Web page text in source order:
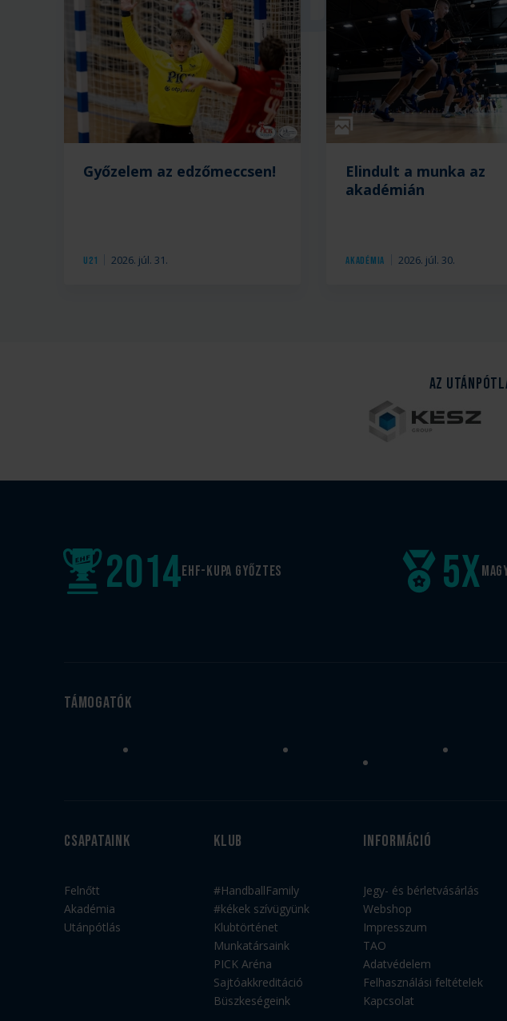
U21 2026. júl. 31.
Győzelem az edzőmeccsen!
Galéria
Akadémia 2026. júl. 30.
Elindult a munka az
akadémián
Az
EHF-Kupa győztes
2014 5x
Támogatók
Csapataink
Felnőtt
Akadémia
Utánpótlás
Klub
#HandballFamily
#kékek szívügyünk
Klubtörténet
Munkatársaink
PICK Aréna
Sajtóakkreditáció
Büszkeségeink
Információ
Jegy- és bérletvásárlás
Webshop
Impresszum
TAO
Adatvédelem
Felhasználási feltételek
Kapcsolat